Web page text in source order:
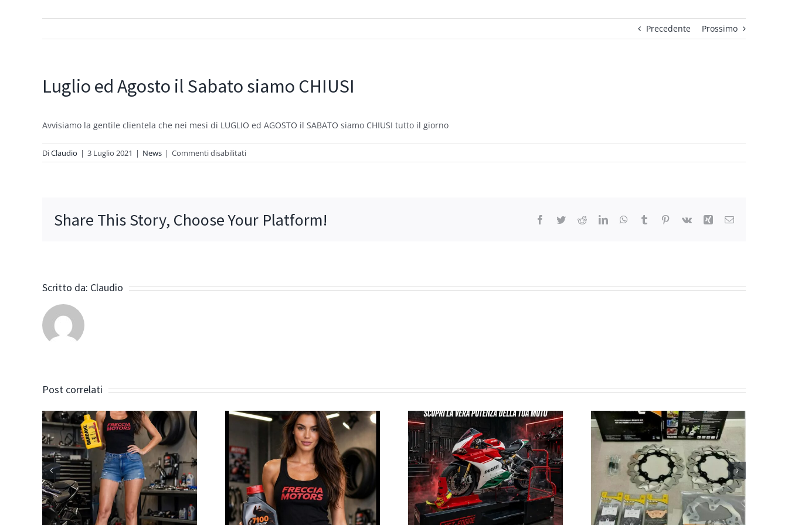
Precedente Prossimo
Luglio ed Agosto il Sabato siamo CHIUSI
Avvisiamo la gentile clientela che nei mesi di LUGLIO ed AGOSTO il SABATO siamo CHIUSI tutto il giorno
DiClaudio | 3 Luglio 2021 | News | Commenti disabilitatisu
Luglio
siamo
Share This Story, Choose Your Platform! Facebook
TwitterRedditLinkedInWhatsApp
Tumblr Pinterest
Vk Xing Email
Scritto da: Claudio
Post correlati
Siamo rivenditori
ufficiali moto
MOTUL
SERVIZIO BANCO
PROVA
NUOVI ARRIVI KIT
MAGGIORAZIONE
IMPIANTO
FRENANTE